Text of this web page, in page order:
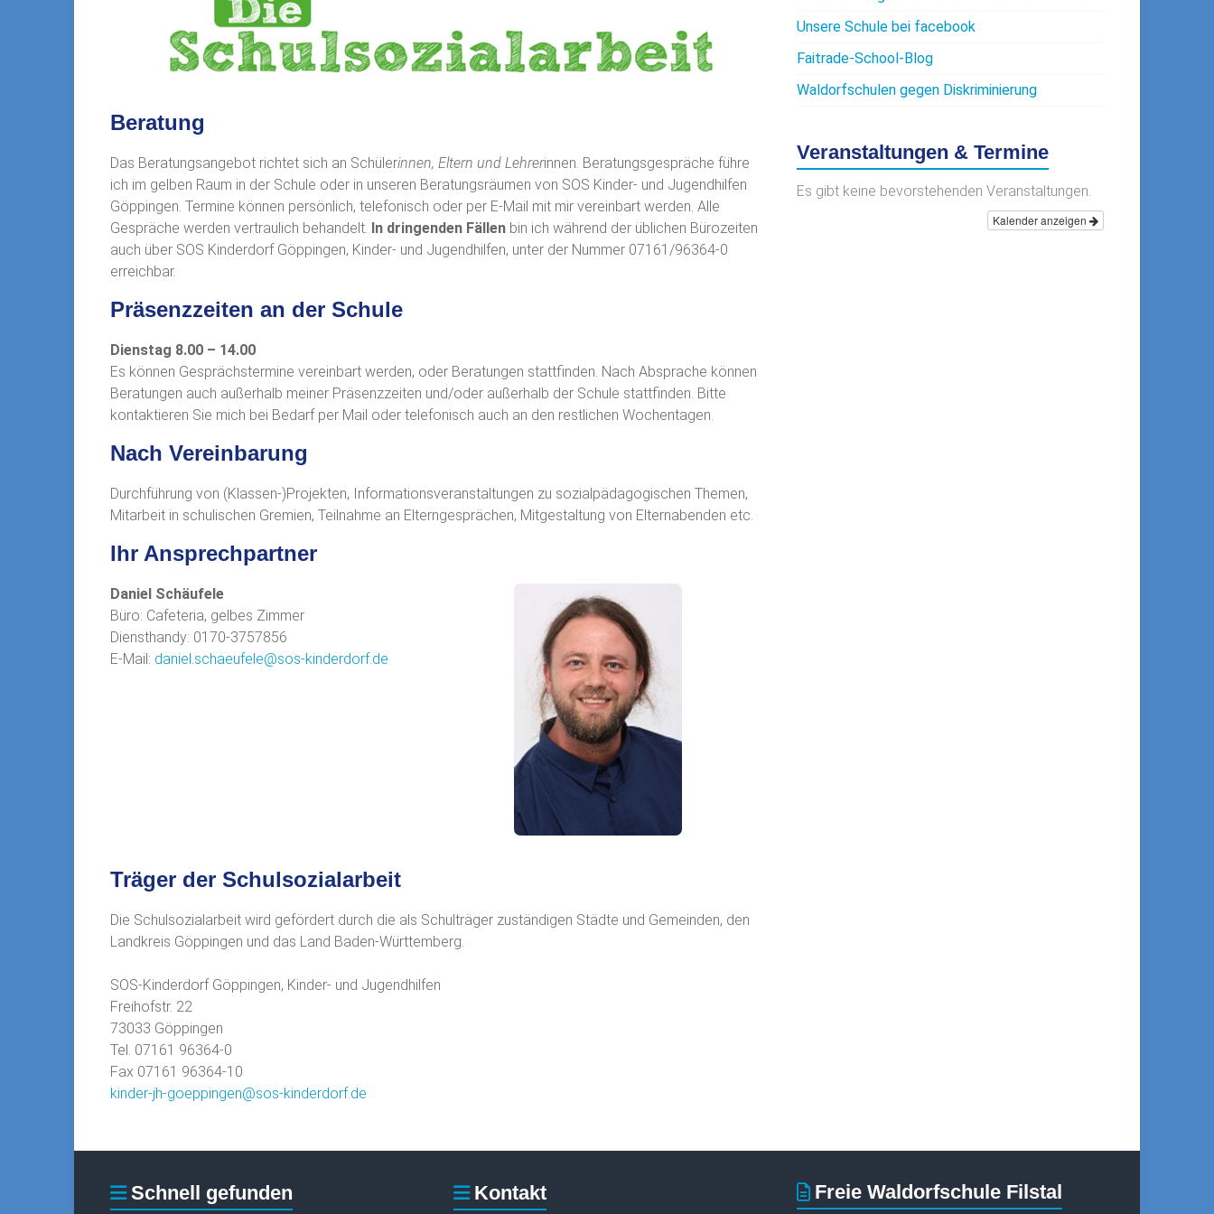
Beratung
Das Beratungsangebot richtet sich an Schülerinnen, Eltern und Lehrerinnen. Beratungsgespräche führe
ich im gelben Raum in der Schule oder in unseren Beratungsräumen von SOS Kinder- und Jugendhilfen
Göppingen. Termine können persönlich, telefonisch oder per E-Mail mit mir vereinbart werden. Alle
Gespräche werden vertraulich behandelt. In dringenden Fällen bin ich während der üblichen Bürozeiten
auch über SOS Kinderdorf Göppingen, Kinder- und Jugendhilfen, unter der Nummer 07161/96364-0
erreichbar.
Präsenzzeiten an der Schule
Dienstag 8.00 – 14.00
Es können Gesprächstermine vereinbart werden, oder Beratungen stattfinden. Nach Absprache können
Beratungen auch außerhalb meiner Präsenzzeiten und/oder außerhalb der Schule stattfinden. Bitte
kontaktieren Sie mich bei Bedarf per Mail oder telefonisch auch an den restlichen Wochentagen.
Nach Vereinbarung
Durchführung von (Klassen-)Projekten, Informationsveranstaltungen zu sozialpädagogischen Themen,
Mitarbeit in schulischen Gremien, Teilnahme an Elterngesprächen, Mitgestaltung von Elternabenden etc.
Ihr Ansprechpartner
Daniel Schäufele
Büro: Cafeteria, gelbes Zimmer
Diensthandy: 0170-3757856
E-Mail: daniel.schaeufele@sos-kinderdorf.de
Träger der Schulsozialarbeit
Die Schulsozialarbeit wird gefördert durch die als Schulträger zuständigen Städte und Gemeinden, den
Landkreis Göppingen und das Land Baden-Württemberg.
SOS-Kinderdorf Göppingen, Kinder- und Jugendhilfen
Freihofstr. 22
73033 Göppingen
Tel. 07161 96364-0
Fax 07161 96364-10
kinder-jh-goeppingen@sos-kinderdorf.de
Unsere Schule bei facebook
Faitrade-School-Blog
Waldorfschulen gegen Diskriminierung
Veranstaltungen & Termine
Es gibt keine bevorstehenden Veranstaltungen.
Kalender anzeigen
Schnell gefunden Kontakt Freie Waldorfschule Filstal